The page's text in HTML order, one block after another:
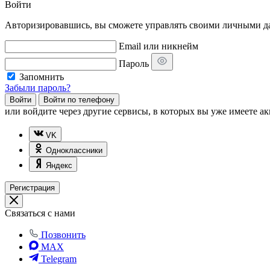
Войти
Авторизировавшись, вы сможете управлять своими личными
Email или никнейм
Пароль
Запомнить
Забыли пароль?
Войти Войти по телефону
или войдите через другие сервисы, в которых вы уже имеете
VK
Одноклассники
Яндекс
Регистрация
Связаться с нами
Позвонить
MAX
Telegram